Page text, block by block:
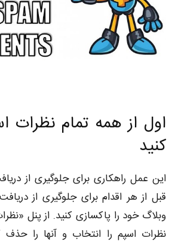
اول از همه تمام نظرات
کنید
این عمل راهکاری برای جلوگیری از
قبل از هر اقدام برای جلوگیری از
وبلاگ خود را پاکسازی کنید. از پنل
نظرات اسپم را انتخاب و آنها را